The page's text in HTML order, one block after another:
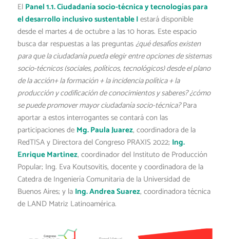
El Panel 1.1. Ciudadanía socio-técnica y tecnologías para
el desarrollo inclusivo sustentable Iestará disponible
desde el martes 4 de octubre a las 10 horas. Este espacio
busca dar respuestas a las preguntas¿qué desafíos existen
para que la ciudadanía pueda elegir entre opciones de sistemas
socio-técnicos (sociales, políticos, tecnológicos) desde el plano
de la acción+ la formación + la incidencia política + la
producción y codificación de conocimientos y saberes? ¿cómo
se puede promover mayor ciudadanía socio-técnica?Para
aportar a estos interrogantes se contará con las
participaciones de Mg. Paula Juarez, coordinadora de la
RedTISA y Directora del Congreso PRAXIS 2022; Ing.
Enrique Martinez, coordinador del Instituto de Producción
Popular; Ing. Eva Koutsovitis, docente y coordinadora de la
Catedra de Ingeniería Comunitaria de la Universidad de
Buenos Aires; y la Ing. Andrea Suarez, coordinadora técnica
de LAND Matriz Latinoamérica.